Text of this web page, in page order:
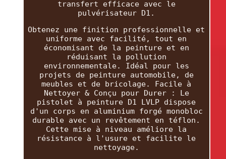
transfert efficace avec le
pulvérisateur D1.
Obtenez une finition professionnelle et
uniforme avec facilité, tout en
économisant de la peinture et en
réduisant la pollution
environnementale. Idéal pour les
projets de peinture automobile, de
meubles et de bricolage. Facile à
Nettoyer & Conçu pour Durer : Le
pistolet à peinture D1 LVLP dispose
d'un corps en aluminium forgé monobloc
durable avec un revêtement en téflon.
Cette mise à niveau améliore la
résistance à l'usure et facilite le
nettoyage.